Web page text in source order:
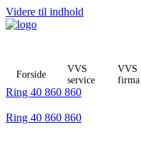
Videre til indhold
Forside
VVS
service
VVS
firma
Ring 40 860 860
Ring 40 860 860